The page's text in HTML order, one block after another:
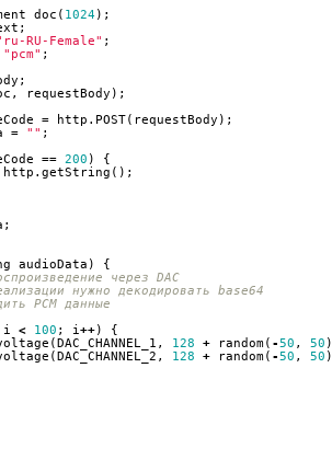
doc ( 1024);
;
RU-Female" ;
"pcm" ;
;
, requestBody );
= http . POST( requestBody );
= "" ;
== 200 )
{
http . getString ();
;
audioData )
{
i < 100 ; i ++)
{
(DAC_CHANNEL_1 , 128 + random( - 50 , 50
(DAC_CHANNEL_2 , 128 + random( - 50 , 50